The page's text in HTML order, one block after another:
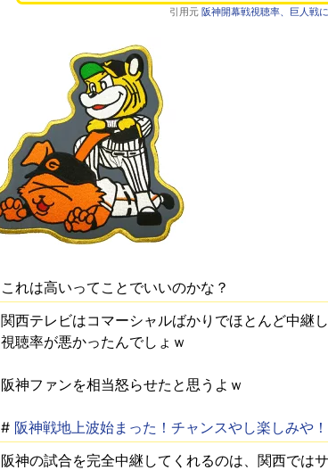
引用元 阪神開幕戦視聴率、巨人戦
これは高いってことでいいのかな？
関西テレビはコマーシャルばかりでほとんど中継
視聴率が悪かったんでしょｗ
阪神ファンを相当怒らせたと思うよｗ
# 阪神戦地上波始まった！チャンスやし楽しみや
阪神の試合を完全中継してくれるのは、関西では